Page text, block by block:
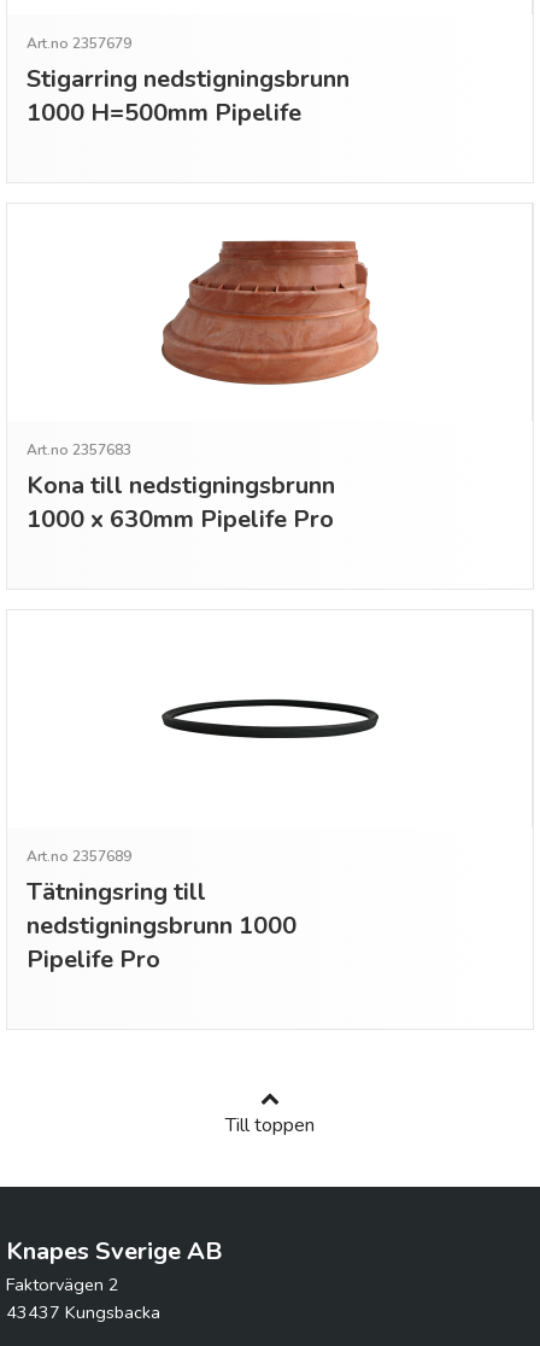
Art.no 2357679
Stigarring nedstigningsbrunn
1000 H=500mm Pipelife
Art.no 2357683
Kona till nedstigningsbrunn
1000 x 630mm Pipelife Pro
Art.no 2357689
Tätningsring till
nedstigningsbrunn 1000
Pipelife Pro
Till toppen
Knapes Sverige AB
Faktorvägen 2
43437 Kungsbacka